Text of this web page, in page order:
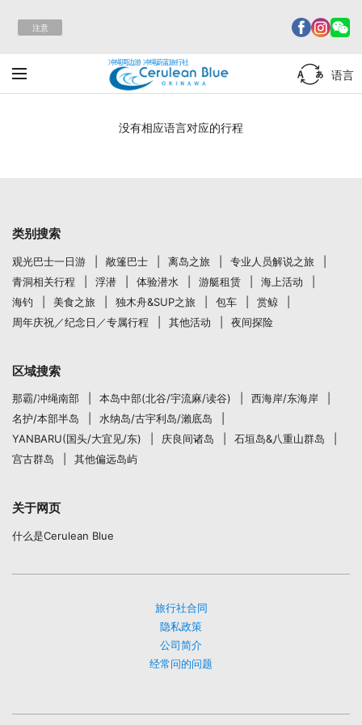
注意
冲绳周边游 冲绳蔚蓝旅行社
语言
没有相应语言对应的行程
类别搜索
观光巴士一日游 敞篷巴士 离岛之旅
专业人员解说之旅
青洞相关行程
浮潜 体验潜水 游艇租赁
海上活动
海钓
美食之旅 独木舟&SUP之旅 包车
赏鲸
周年庆祝／纪念日／专属行程
其他活动 夜间探险
区域搜索
那霸/冲绳南部 本岛中部(北谷/宇流麻/读谷)
西海岸/东海岸
名护/本部半岛
水纳岛/古宇利岛/瀨底岛
YANBARU(国头/大宜见/东)
庆良间诸岛
石垣岛&八重山群岛
宫古群岛
其他偏远岛屿
关于网页
什么是Cerulean Blue
旅行社合同
隐私政策
公司简介
经常问的问题